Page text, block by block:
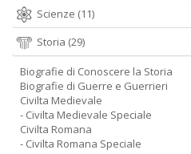
Scienze (11)
Storia (29)
Biografie di Conoscere la Storia
Biografie di Guerre e Guerrieri
Civilta Medievale
- Civilta Medievale Speciale
Civilta Romana
- Civilta Romana Speciale